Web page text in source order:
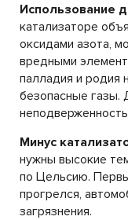
Использование
катализаторе
оксидами азота,
вредными
палладия и родия
безопасные газы.
Минус
нужны высокие
по Цельсию.
прогрелся,
загрязнения.